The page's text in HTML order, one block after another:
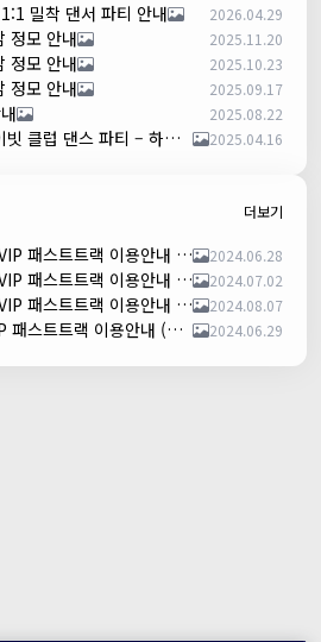
밀착 댄서 파티 안내 2026.04.29
정모 안내 2025.11.20
정모 안내 2025.10.23
정모 안내 2025.09.17
2025.08.22
[달밤 궁상] 호치민 프라이빗 클럽 댄스 파티 – 하루 한 팀만! 2025.04.16
더보기
달밤 호치민 VIP 패스트트랙 이용안내 (떤션넛공항)
2024.06.28
달밤 나트랑 VIP 패스트트랙 이용안내 (깜란공항)
2024.07.02
달밤 하노이 VIP 패스트트랙 이용안내 (노이바이공항)
2024.08.07
달밤 다낭 VIP 패스트트랙 이용안내 (다낭국제공항) 2024.06.29